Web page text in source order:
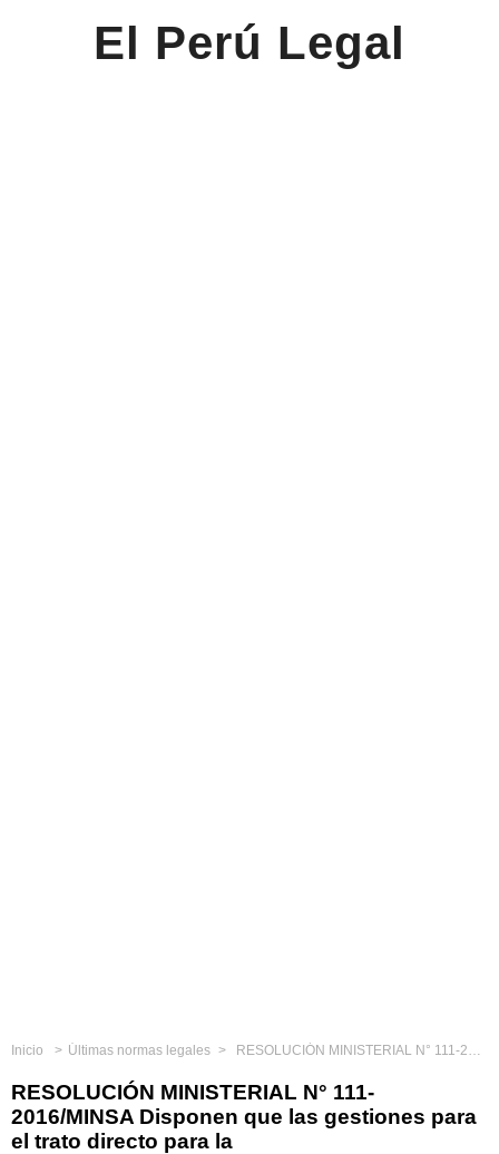
El Perú Legal
Inicio Últimas normas legales RESOLUCIÓN MINISTERIAL N° 111-2016/MINSA Disponen que las gestiones para el trato directo para la
RESOLUCIÓN MINISTERIAL N° 111-
2016/MINSA Disponen que las gestiones para
el trato directo para la